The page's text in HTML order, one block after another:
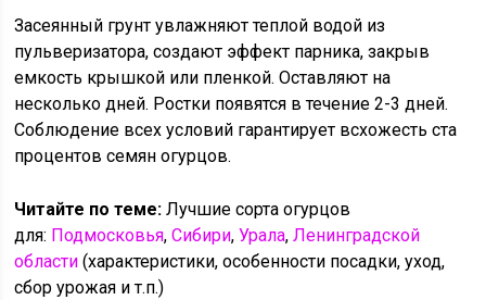
Засеянный грунт увлажняют теплой водой из
пульверизатора, создают эффект парника, закрыв
емкость крышкой или пленкой. Оставляют на
несколько дней. Ростки появятся в течение 2-3 дней.
Соблюдение всех условий гарантирует всхожесть ста
процентов семян огурцов.
Читайте по теме:Лучшие сорта огурцов
для: Подмосковья,Сибири,Урала,Ленинградской
области (характеристики, особенности посадки, уход,
сбор урожая и т.п.)